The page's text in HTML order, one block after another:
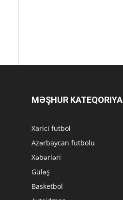
MƏŞHUR KATEQORIYA
Xarici futbol
Azərbaycan futbolu
Xəbərləri
Güləş
Basketbol